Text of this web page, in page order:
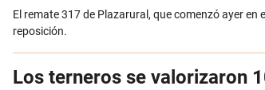
Email
El remate 317 de Plazarural, que comenzó ayer
reposición.
Los terneros se valorizaron